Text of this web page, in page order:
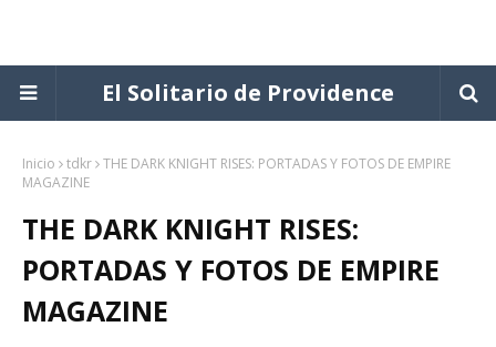
El Solitario de Providence
Inicio tdkr THE DARK KNIGHT RISES: PORTADAS Y FOTOS DE EMPIRE
MAGAZINE
THE DARK KNIGHT RISES:
PORTADAS Y FOTOS DE EMPIRE
MAGAZINE